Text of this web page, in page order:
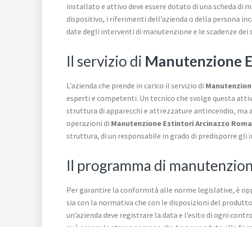
installato e attivo deve essere dotato di una scheda di
dispositivo, i riferimenti dell’azienda o della persona
date degli interventi di manutenzione e le scadenze dei
Il servizio di Manutenzione
L’azienda che prende in carico il servizio di
esperti e competenti. Un tecnico che svolge questa
struttura di apparecchi e attrezzature antincendio, ma
operazioni di Manutenzione Estintori Arcinazzo
struttura, di un responsabile in grado di predisporre gli
Il programma di
Per garantire la conformità alle norme legislative, è
sia con la normativa che con le disposizioni del
un’azienda deve registrare la data e l’esito di ogni